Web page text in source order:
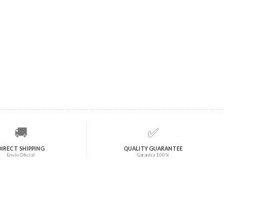
🚚
SHIPPING
Envío Oficial
✅
QUALITY GUARANTEE
Garantía 100%